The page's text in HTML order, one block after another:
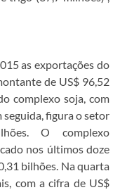
as exportações do
de US$ 96,52
complexo soja, com
seguida, figura o setor
O complexo
nos últimos doze
bilhões. Na quarta
com a cifra de US$